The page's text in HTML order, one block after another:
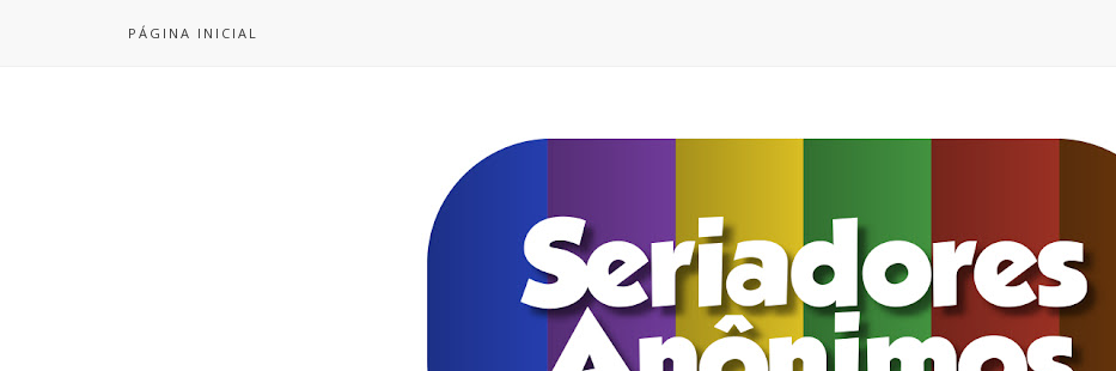
PÁGINA INICIAL